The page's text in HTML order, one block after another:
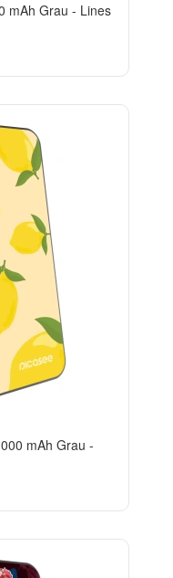
mAh Grau - Lines
mAh Grau -